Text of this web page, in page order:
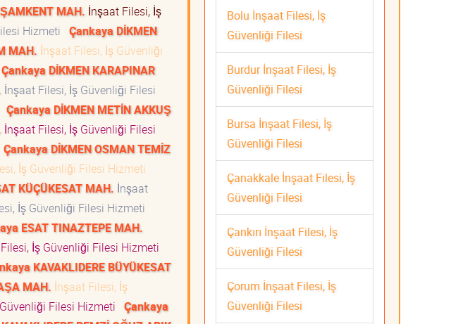
MAH. İnşaat Filesi, İş
Hizmeti Çankaya DİKMEN
MAH. İnşaat Filesi, İş Güvenliği
Çankaya DİKMEN KARAPINAR
İnşaat Filesi, İş Güvenliği Filesi
Çankaya DİKMEN METİN AKKUŞ
İnşaat Filesi, İş Güvenliği Filesi
Çankaya DİKMEN OSMAN TEMİZ
İş Güvenliği Filesi Hizmeti
KÜÇÜKESAT MAH. İnşaat
İş Güvenliği Filesi Hizmeti
ESAT TINAZTEPE MAH.
İş Güvenliği Filesi Hizmeti
KAVAKLIDERE BÜYÜKESAT
MAH. İnşaat Filesi, İş
Filesi Hizmeti Çankaya
Bolu İnşaat Filesi, İş
Güvenliği Filesi
Burdur İnşaat Filesi, İş
Güvenliği Filesi
Bursa İnşaat Filesi, İş
Güvenliği Filesi
Çanakkale İnşaat Filesi, İş
Güvenliği Filesi
Çankırı İnşaat Filesi, İş
Güvenliği Filesi
Çorum İnşaat Filesi, İş
Güvenliği Filesi